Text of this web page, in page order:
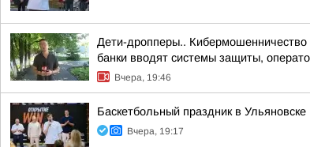
Дети-дропперы.. Кибермошенничество
банки вводят системы защиты,
Вчера, 19:46
Баскетбольный праздник в Ульяновске
Вчера, 19:17